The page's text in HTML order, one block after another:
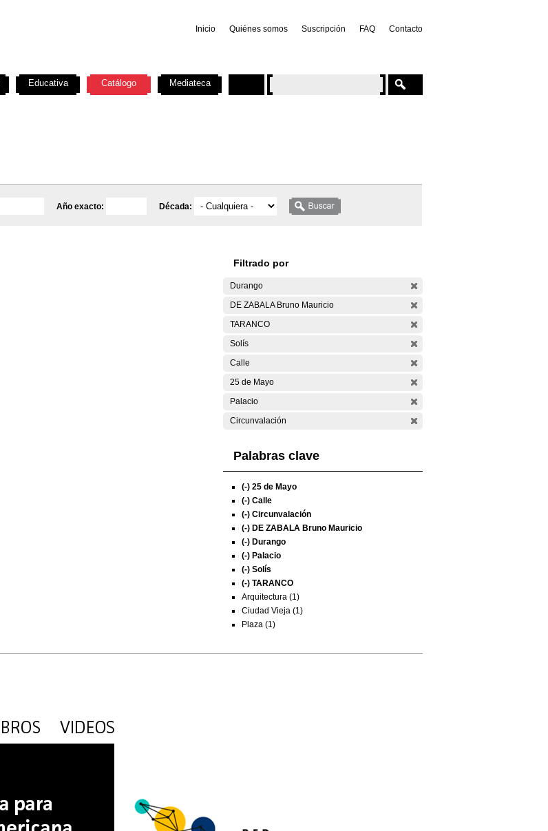
Inicio Quiénes somos Suscripción FAQ Contacto
Año exacto: Década:
Filtrado por
Durango
DE ZABALA Bruno Mauricio
TARANCO
Solís
Calle
25 de Mayo
Palacio
Circunvalación
Palabras clave
(-) 25 de Mayo
(-) Calle
(-) Circunvalación
(-) DE ZABALA Bruno Mauricio
(-) Durango
(-) Palacio
(-) Solís
(-) TARANCO
Arquitectura (1)
Ciudad Vieja (1)
Plaza (1)
Educativa Catálogo Mediateca